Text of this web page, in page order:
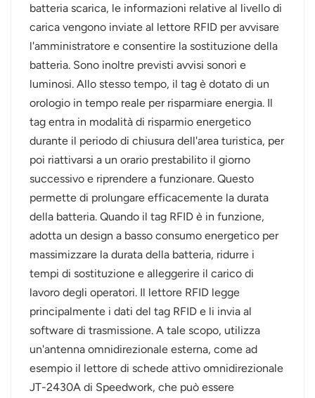
batteria scarica, le informazioni relative al livello di
carica vengono inviate al lettore RFID per avvisare
l'amministratore e consentire la sostituzione della
batteria. Sono inoltre previsti avvisi sonori e
luminosi. Allo stesso tempo, il tag è dotato di un
orologio in tempo reale per risparmiare energia. Il
tag entra in modalità di risparmio energetico
durante il periodo di chiusura dell'area turistica, per
poi riattivarsi a un orario prestabilito il giorno
successivo e riprendere a funzionare. Questo
permette di prolungare efficacemente la durata
della batteria. Quando il tag RFID è in funzione,
adotta un design a basso consumo energetico per
massimizzare la durata della batteria, ridurre i
tempi di sostituzione e alleggerire il carico di
lavoro degli operatori. Il lettore RFID legge
principalmente i dati del tag RFID e li invia al
software di trasmissione. A tale scopo, utilizza
un'antenna omnidirezionale esterna, come ad
esempio il lettore di schede attivo omnidirezionale
JT-2430A di Speedwork, che può essere